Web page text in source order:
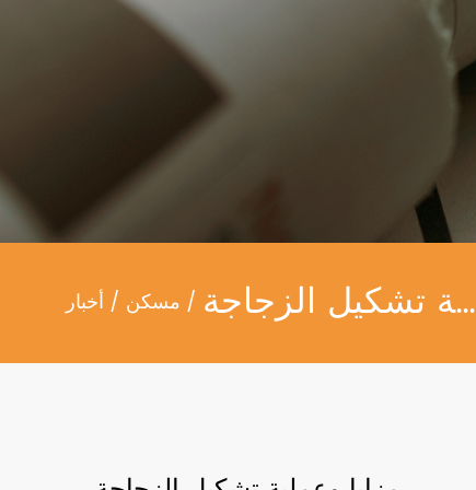
مسكن / أخبار / مزايا وعملية تشكيل الزجاجة